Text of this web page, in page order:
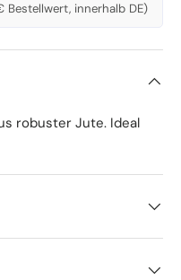
Bestellwert, innerhalb DE)
robuster Jute. Ideal